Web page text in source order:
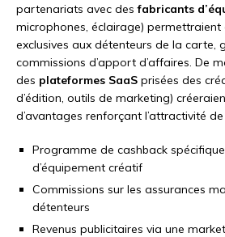
partenariats avec desfabricants
microphones, éclairage) permettraient
exclusives aux détenteurs de la carte,
commissions d’apport d’affaires. De
des plateformes SaaS prisées des
d’édition, outils de marketing)
d’avantages renforçant l’attractivité de
Programme de cashback
d’équipement créatif
Commissions sur les assurances
détenteurs
Revenus publicitaires via une